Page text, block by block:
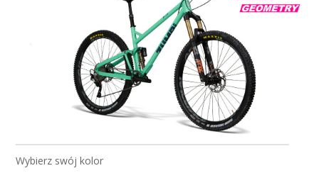
Wybierz swój kolor